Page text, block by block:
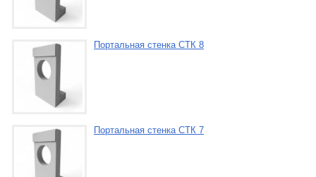
Портальная стенка СТК 8
Портальная стенка СТК 7